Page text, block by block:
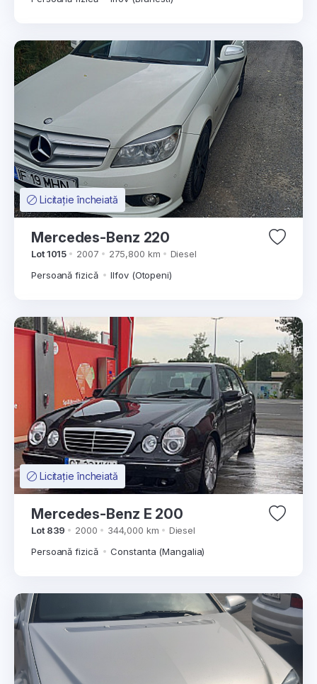
Licitație încheiată
Mercedes-Benz 220
Lot 1015 2007 275,800 km
Diesel
Persoană fizică
Ilfov (Otopeni)
Licitație încheiată
Mercedes-Benz E 200
Lot 839 2000 344,000 km
Diesel
Persoană fizică
Constanta (Mangalia)